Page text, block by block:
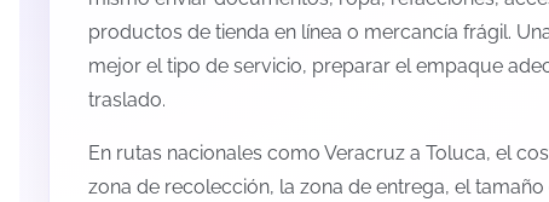
productos de tienda en línea o mercancía frágil.
mejor el tipo de servicio, preparar el empaque
traslado.
En rutas nacionales como Veracruz a Toluca, el
zona de recolección, la zona de entrega, el